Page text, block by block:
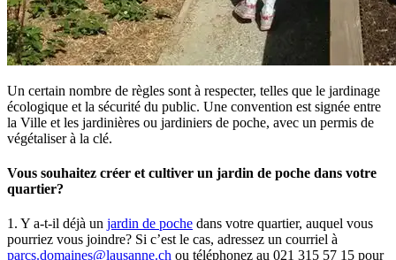
Un certain nombre de règles sont à respecter, telles que le jardinage
écologique et la sécurité du public. Une convention est signée entre
la Ville et les jardinières ou jardiniers de poche, avec un permis de
végétaliser à la clé.
Vous souhaitez créer et cultiver un jardin de poche dans votre
quartier?
1. Y a-t-il déjà un jardin de poche dans votre quartier, auquel vous
pourriez vous joindre? Si c’est le cas, adressez un courriel à
parcs.domaines@lausanne.ch ou téléphonez au 021 315 57 15 pour